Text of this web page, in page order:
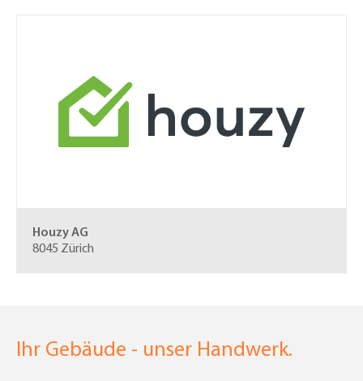
Houzy AG
8045 Zürich
Ihr Gebäude - unser Handwerk.